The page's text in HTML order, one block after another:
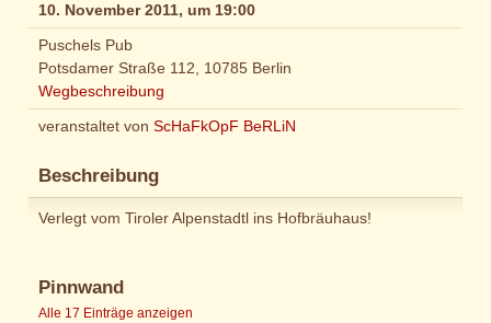
10. November 2011, um 19:00
Puschels Pub
Potsdamer Straße 112, 10785 Berlin
Wegbeschreibung
veranstaltet von ScHaFkOpF BeRLiN
Beschreibung
Verlegt vom Tiroler Alpenstadtl ins Hofbräuhaus!
Pinnwand
Alle 17 Einträge anzeigen